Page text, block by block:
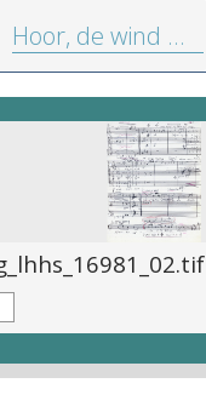
Hoor, de wind komt uit de Schelde